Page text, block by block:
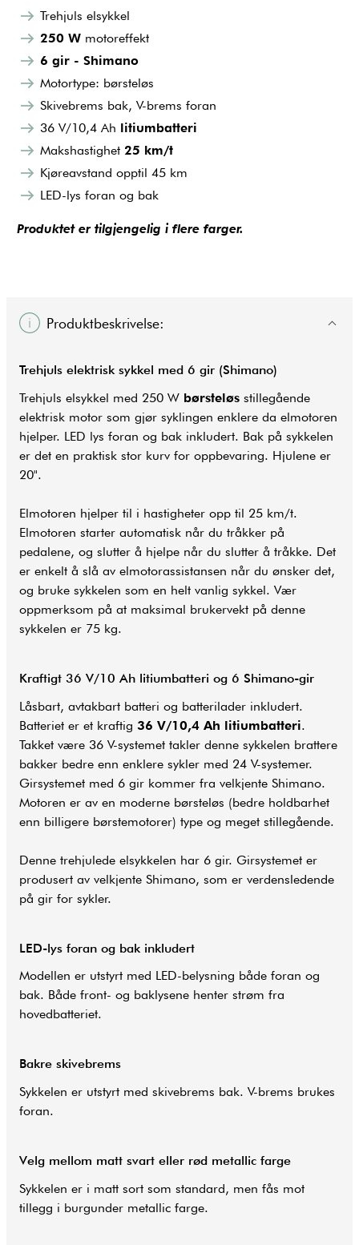
Trehjuls elsykkel
250 Wmotoreffekt
6 gir - Shimano
Motortype: børsteløs
Skivebrems bak, V-brems foran
36 V/10,4 Ah litiumbatteri
Makshastighet 25 km/t
Kjøreavstand opptil 45 km
LED-lys foran og bak
Produktet er tilgjengelig i flere farger.
Produktbeskrivelse:
Trehjuls elektrisk sykkel med 6 gir (Shimano)
Trehjuls elsykkel med 250 W børsteløs stillegående
elektrisk motor som gjør syklingen enklere da elmotoren
hjelper. LED lys foran og bak inkludert. Bak på sykkelen
er det en praktisk stor kurv for oppbevaring. Hjulene er
20".
Elmotoren hjelper til i hastigheter opp til 25 km/t.
Elmotoren starter automatisk når du tråkker på
pedalene, og slutter å hjelpe når du slutter å tråkke. Det
er enkelt å slå av elmotorassistansen når du ønsker det,
og bruke sykkelen som en helt vanlig sykkel. Vær
oppmerksom på at maksimal brukervekt på denne
sykkelen er 75 kg.
Kraftigt 36 V/10 Ah litiumbatteri og 6 Shimano-gir
Låsbart, avtakbart batteri og batterilader inkludert.
Batteriet er et kraftig 36 V/10,4 Ah litiumbatteri.
Takket være 36 V-systemet takler denne sykkelen brattere
bakker bedre enn enklere sykler med 24 V-systemer.
Girsystemet med 6 gir kommer fra velkjente Shimano.
Motoren er av en moderne børsteløs (bedre holdbarhet
enn billigere børstemotorer) type og meget stillegående.
Denne trehjulede elsykkelen har 6 gir. Girsystemet er
produsert av velkjente Shimano, som er verdensledende
på gir for sykler.
LED-lys foran og bak inkludert
Modellen er utstyrt med LED-belysning både foran og
bak. Både front- og baklysene henter strøm fra
hovedbatteriet.
Bakre skivebrems
Sykkelen er utstyrt med skivebrems bak. V-brems brukes
foran.
Velg mellom matt svart eller rød metallic farge
Sykkelen er i matt sort som standard, men fås mot
tillegg i burgunder metallic farge.